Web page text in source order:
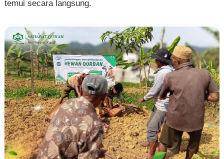
temui secara langsung.